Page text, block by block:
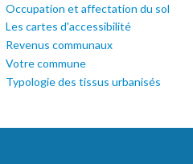
Occupation et affectation du sol
Les cartes d'accessibilité
Revenus communaux
Votre commune
Typologie des tissus urbanisés